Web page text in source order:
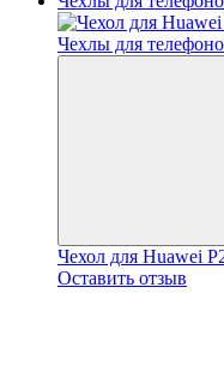
Чехол для Huawei
Оставить отзыв